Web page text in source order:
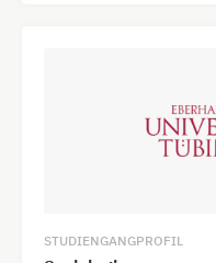
STUDIENGANGPROFIL